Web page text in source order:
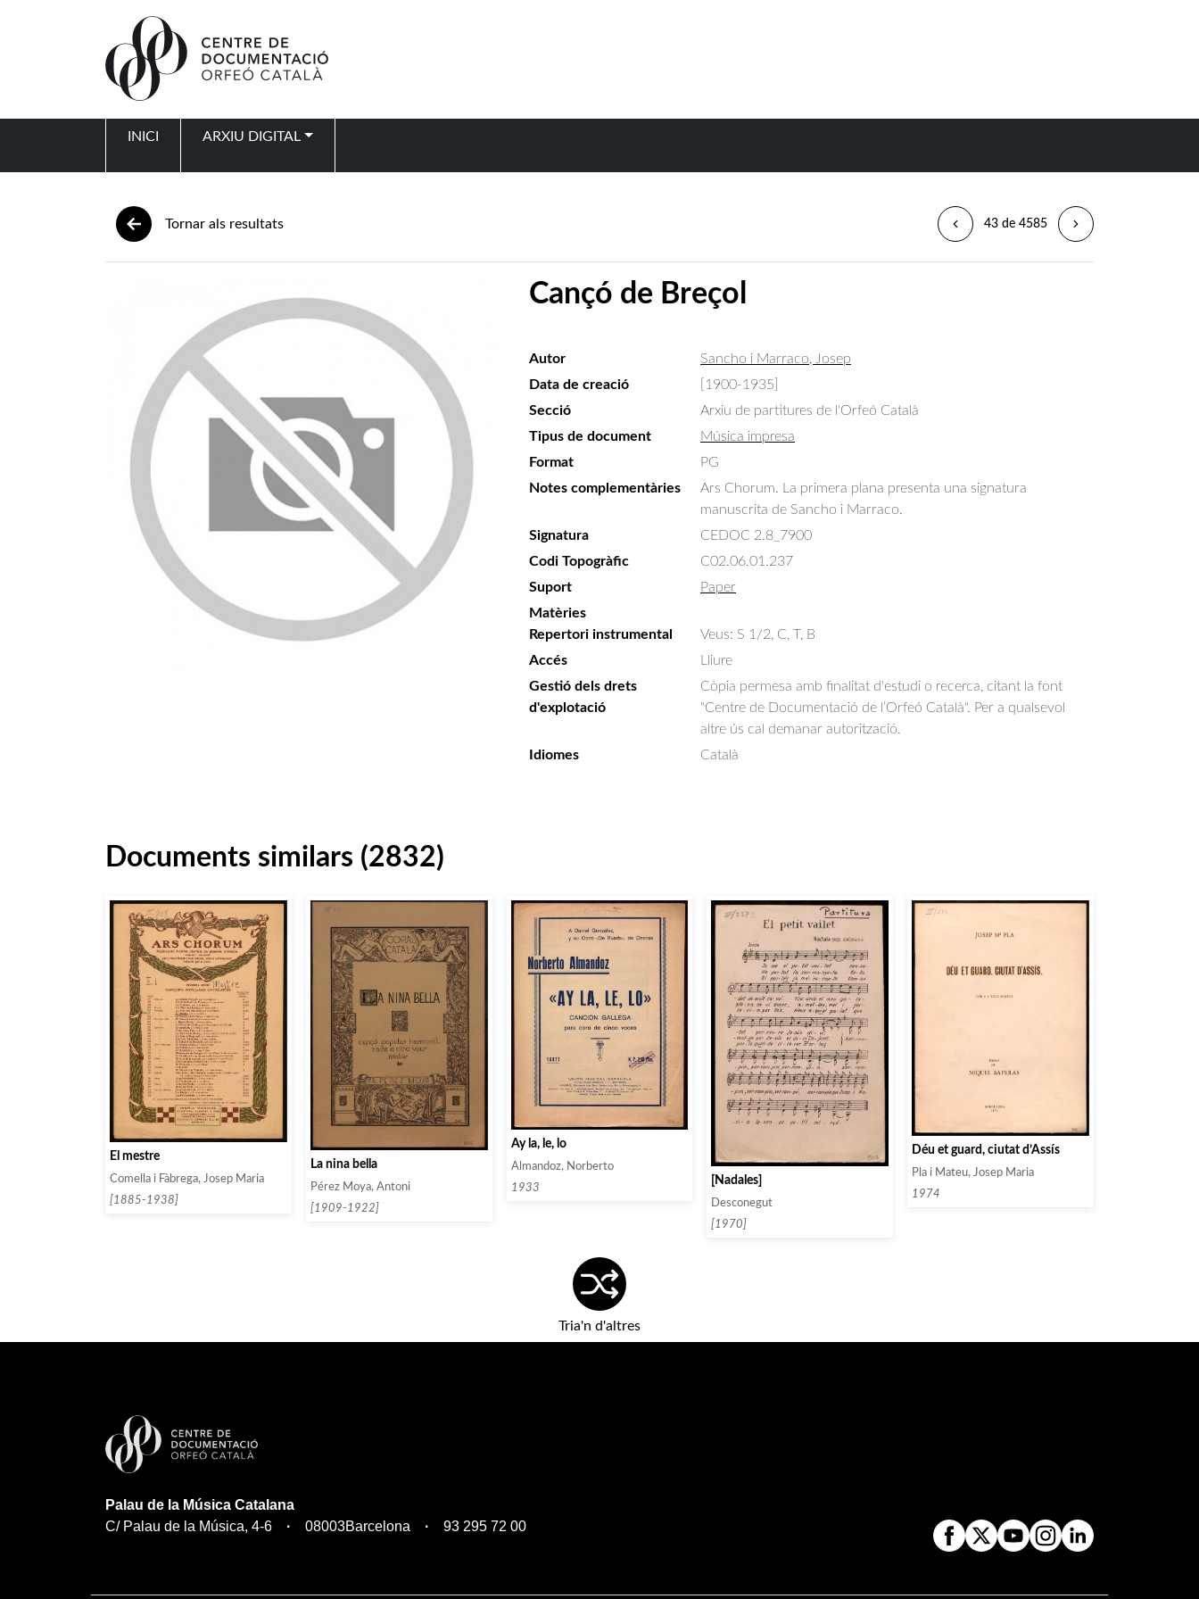
INICI ARXIU DIGITAL
Tornar als resultats 43 de 4585
Cançó de Breçol
Autor
Sancho i Marraco, Josep
Data de creació
[1900-1935]
Secció
Arxiu de partitures de l'Orfeó Català
Tipus de document
Música impresa
Format
PG
Notes complementàries
Ars Chorum. La primera plana presenta una signatura
manuscrita de Sancho i Marraco.
Signatura
CEDOC 2.8_7900
Codi Topogràfic
C02.06.01.237
Suport
Paper
Matèries
Repertori instrumental
Veus: S 1/2, C, T, B
Accés
Lliure
Gestió dels drets
d'explotació
Còpia permesa amb finalitat d'estudi o recerca, citant la font
"Centre de Documentació de l’Orfeó Català". Per a qualsevol
altre ús cal demanar autorització.
Idiomes
Català
Documents similars (2832)
El mestre
Comella i Fàbrega, Josep Maria
[1885-1938]
La nina bella
Pérez Moya, Antoni
[1909-1922]
Ay la, le, lo
Almandoz, Norberto
1933
[Nadales]
Desconegut
[1970]
Déu et guard, ciutat d’Assís
Pla i Mateu, Josep Maria
1974
Tria'n d'altres
Palau de la Música Catalana
C/ Palau de la Música, 4-6
08003Barcelona 93 295 72 00